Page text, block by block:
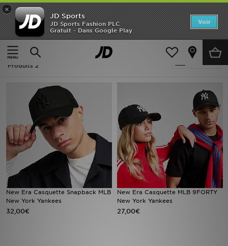
×
JD Sports
JD Sports Fashion PLC
Gratuit - Dans Google Play
Voir
Accueil
Femme
Femme - New Era Caps
Produits 2
New Era Casquette Snapback MLB
New York Yankees
32,00€
New Era Casquette MLB 9FORTY
New York Yankees
27,00€
Accueil
Nouveautés
Homme
Enfant
Collections
Marques
Football
Sports